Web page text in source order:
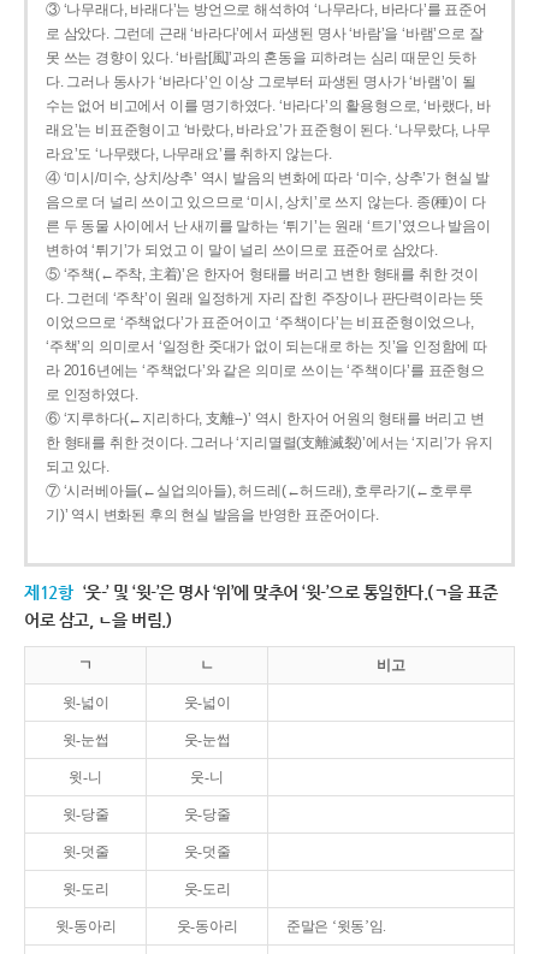
③ ‘나무래다, 바래다’는 방언으로 해석하여 ‘나무라다, 바라다’를 표준어
로 삼았다. 그런데 근래 ‘바라다’에서 파생된 명사 ‘바람’을 ‘바램’으로 잘
못 쓰는 경향이 있다. ‘바람[風]’과의 혼동을 피하려는 심리 때문인 듯하
다. 그러나 동사가 ‘바라다’인 이상 그로부터 파생된 명사가 ‘바램’이 될
수는 없어 비고에서 이를 명기하였다. ‘바라다’의 활용형으로, ‘바랬다, 바
래요’는 비표준형이고 ‘바랐다, 바라요’가 표준형이 된다. ‘나무랐다, 나무
라요’도 ‘나무랬다, 나무래요’를 취하지 않는다.
④ ‘미시/미수, 상치/상추’ 역시 발음의 변화에 따라 ‘미수, 상추’가 현실 발
음으로 더 널리 쓰이고 있으므로 ‘미시, 상치’로 쓰지 않는다. 종(種)이 다
른 두 동물 사이에서 난 새끼를 말하는 ‘튀기’는 원래 ‘트기’였으나 발음이
변하여 ‘튀기’가 되었고 이 말이 널리 쓰이므로 표준어로 삼았다.
⑤ ‘주책(←주착, 主着)’은 한자어 형태를 버리고 변한 형태를 취한 것이
다. 그런데 ‘주착’이 원래 일정하게 자리 잡힌 주장이나 판단력이라는 뜻
이었으므로 ‘주책없다’가 표준어이고 ‘주책이다’는 비표준형이었으나,
‘주책’의 의미로서 ‘일정한 줏대가 없이 되는대로 하는 짓’을 인정함에 따
라 2016년에는 ‘주책없다’와 같은 의미로 쓰이는 ‘주책이다’를 표준형으
로 인정하였다.
⑥ ‘지루하다(←지리하다, 支離--)’ 역시 한자어 어원의 형태를 버리고 변
한 형태를 취한 것이다. 그러나 ‘지리멸렬(支離滅裂)’에서는 ‘지리’가 유지
되고 있다.
⑦ ‘시러베아들(←실업의아들), 허드레(←허드래), 호루라기(←호루루
기)’ 역시 변화된 후의 현실 발음을 반영한 표준어이다.
제12항 ‘웃-’ 및 ‘윗-’은 명사 ‘위’에 맞추어 ‘윗-’으로 통일한다.(ㄱ을 표준
어로 삼고, ㄴ을 버림.)
ㄱ ㄴ 비고
윗-넓이 웃-넓이
윗-눈썹 웃-눈썹
윗-니 웃-니
윗-당줄 웃-당줄
윗-덧줄 웃-덧줄
윗-도리 웃-도리
윗-동아리 웃-동아리 준말은 ‘윗동’임.